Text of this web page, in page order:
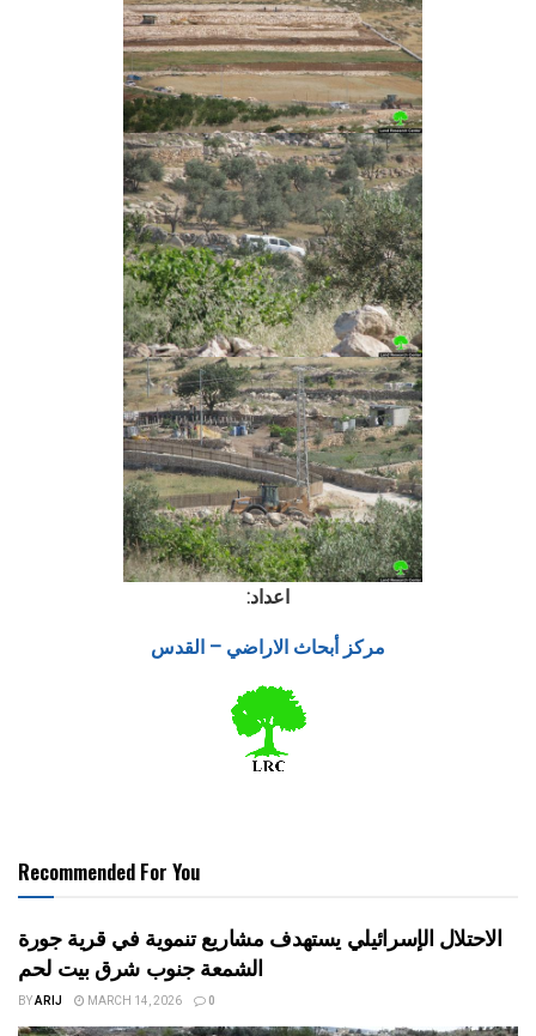
اعداد:
مركز أبحاث الاراضي – القدس
Recommended For You
الاحتلال الإسرائيلي يستهدف مشاريع تنموية في قرية جورة
الشمعة جنوب شرق بيت لحم
BYARIJ MARCH 14, 2026 0